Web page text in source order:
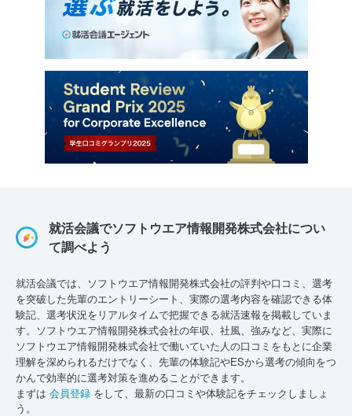
就活会議でソフトウエア情報開発株式会社につい
て調べよう
就活会議では、ソフトウエア情報開発株式会社の評判や口コミ、選考
を突破した先輩のエントリーシート、実際の選考内容を確認できる体
験記、選考状況をリアルタイムで把握できる就活速報を掲載していま
す。ソフトウエア情報開発株式会社の年収、社風、強みなど、実際に
ソフトウエア情報開発株式会社で働いていた人の口コミをもとに企業
理解を深められるだけでなく、先輩の体験記やESから選考の傾向をつ
かんで効率的に選考対策を進めることができます。
まずは 会員登録 をして、最新の口コミや体験記をチェックしましょ
う。